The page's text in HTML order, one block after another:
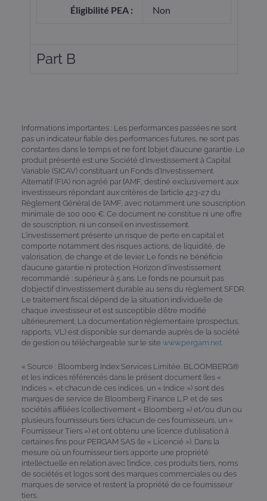
Éligibilité PEA : Non
Part B
Informations importantes : Les performances passées ne sont
pas un indicateur fiable des performances futures, ne sont pas
constantes dans le temps et ne font l’objet d’aucune garantie. Le
produit présenté est une Société d’investissement à Capital
Variable (SICAV) constituant un Fonds d’Investissement
Alternatif (FIA) non agréé par l’AMF, destiné exclusivement aux
investisseurs répondant aux critères de l’article 423-27 du
Règlement Général de l’AMF, avec notamment une souscription
minimale de 100 000 €. Ce document ne constitue ni une offre
de souscription, ni un conseil en investissement.
L’investissement présente un risque de perte en capital et
comporte notamment des risques actions, de liquidité, de
valorisation, de change et de levier. Le fonds ne bénéficie
d’aucune garantie ni protection. Horizon d’investissement
recommandé : supérieur à 5 ans. Le fonds ne poursuit pas
d’objectif d’investissement durable au sens du règlement SFDR.
Le traitement fiscal dépend de la situation individuelle de
chaque investisseur et est susceptible d’être modifié
ultérieurement. La documentation réglementaire (prospectus,
rapports, VL) est disponible sur demande auprès de la société
de gestion ou téléchargeable sur le site www.pergam.net.
« Source : Bloomberg Index Services Limitée. BLOOMBERG®
et les indices référencés dans le présent document (les «
Indices », et chacun de ces indices, un « Indice ») sont des
marques de service de Bloomberg Finance L.P. et de ses
sociétés affiliées (collectivement « Bloomberg ») et/ou d’un ou
plusieurs fournisseurs tiers (chacun de ces fournisseurs, un «
Fournisseur Tiers ») et ont obtenu une licence d’utilisation à
certaines fins pour PERGAM SAS (le « Licencié »). Dans la
mesure où un fournisseur tiers apporte une propriété
intellectuelle en relation avec l’indice, ces produits tiers, noms
de sociétés et logos sont des marques commerciales ou des
marques de service et restent la propriété de ce fournisseur
tiers.